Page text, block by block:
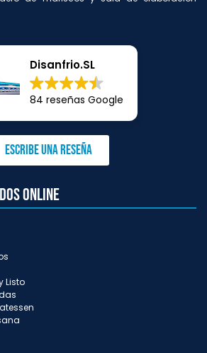
Disanfrio.SL
84 reseñas Google
Escribe una reseña
online
Listo